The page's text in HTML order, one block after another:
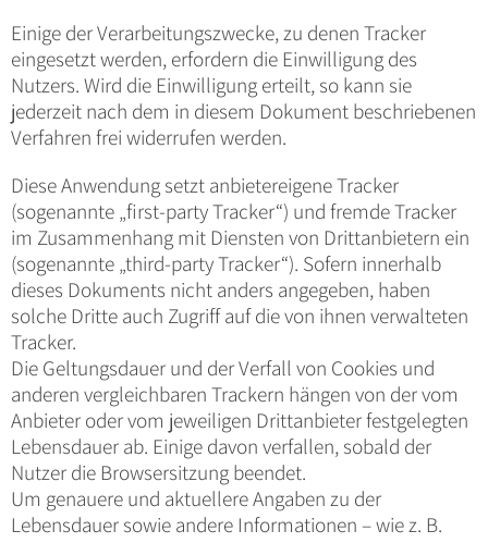
Einige der Verarbeitungszwecke, zu denen Tracker
eingesetzt werden, erfordern die Einwilligung des
Nutzers. Wird die Einwilligung erteilt, so kann sie
jederzeit nach dem in diesem Dokument beschriebenen
Verfahren frei widerrufen werden.
Diese Anwendung setzt anbietereigene Tracker
(sogenannte „first-party Tracker“) und fremde Tracker
im Zusammenhang mit Diensten von Drittanbietern ein
(sogenannte „third-party Tracker“). Sofern innerhalb
dieses Dokuments nicht anders angegeben, haben
solche Dritte auch Zugriff auf die von ihnen verwalteten
Tracker.
Die Geltungsdauer und der Verfall von Cookies und
anderen vergleichbaren Trackern hängen von der vom
Anbieter oder vom jeweiligen Drittanbieter festgelegten
Lebensdauer ab. Einige davon verfallen, sobald der
Nutzer die Browsersitzung beendet.
Um genauere und aktuellere Angaben zu der
Lebensdauer sowie andere Informationen – wie z. B.